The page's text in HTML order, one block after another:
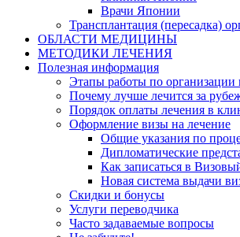
Врачи Японии
Трансплантация (пересадка)
ОБЛАСТИ МЕДИЦИНЫ
МЕТОДИКИ ЛЕЧЕНИЯ
Полезная информация
Этапы работы по организации
Почему лучше лечится за
Порядок оплаты лечения в
Оформление визы на лечение
Общие указания по
Дипломатические
Как записаться в
Новая система выдачи
Скидки и бонусы
Услуги переводчика
Часто задаваемые вопросы